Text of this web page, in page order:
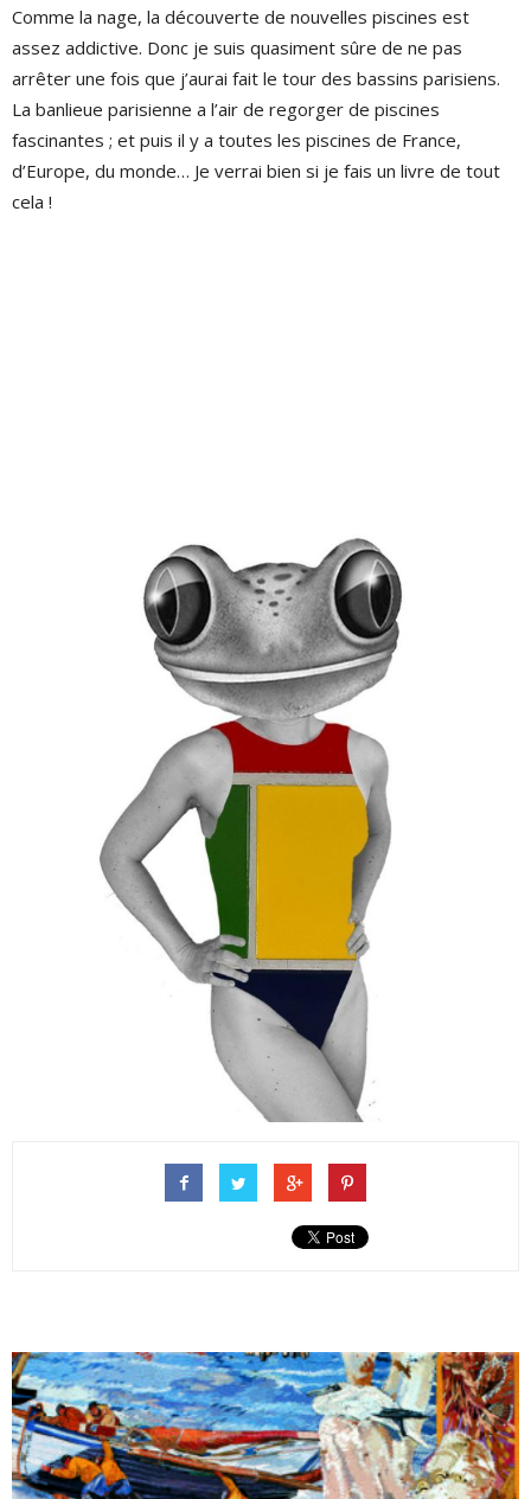
Comme la nage, la découverte de nouvelles piscines est
assez addictive. Donc je suis quasiment sûre de ne pas
arrêter une fois que j’aurai fait le tour des bassins parisiens.
La banlieue parisienne a l’air de regorger de piscines
fascinantes ; et puis il y a toutes les piscines de France,
d’Europe, du monde… Je verrai bien si je fais un livre de tout
cela !